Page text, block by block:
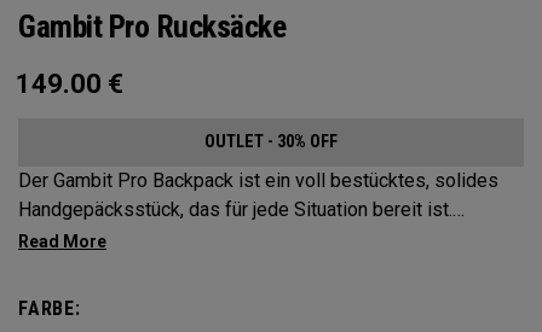
Gambit Pro Rucksäcke
149.00 €
OUTLET - 30% OFF
Der Gambit Pro Backpack ist ein voll bestücktes, solides
Handgepäcksstück, das für jede Situation bereit ist.
Strategisch angeordnete Fächer und Taschen, damit alles
FARBE: